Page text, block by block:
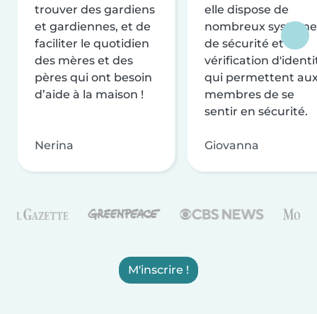
trouver des gardiens
et gardiennes, et de
faciliter le quotidien
des mères et des
pères qui ont besoin
d’aide à la maison !
Nerina
elle dispose de
nombreux
de sécurité et de
vérification
qui permettent
membres de se
sentir en sécurité.
Giovanna
M'inscrire !